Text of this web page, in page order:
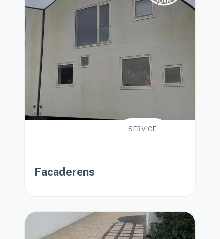
SERVICE
Facaderens